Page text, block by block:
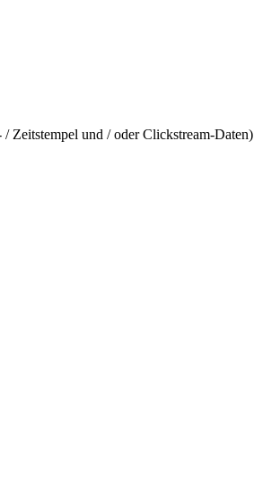
Zeitstempel und / oder Clickstream-Daten)